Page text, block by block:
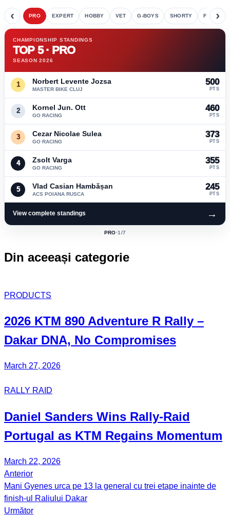
‹ PRO EXPERT HOBBY VET G-BOYS SHORTY FETE›
CHAMPIONSHIP STANDINGS
TOP 5 · PRO
SEASON 2026
1 Norbert Levente Jozsa
MASTER BIKE CLUJ
500
PTS
2 Kornel Jun. Ott
GO RACING
460
PTS
3 Cezar Nicolae Sulea
GO RACING
373
PTS
4 Zsolt Varga
GO RACING
355
PTS
5 Vlad Casian Hambășan
ACS POIANA RUSCA
245
PTS
View complete standings →
ACTIVE
PRO·1 /7
Din aceeași categorie
PRODUCTS
2026 KTM 890 Adventure R Rally –
Dakar DNA, No Compromises
March 27, 2026
RALLY RAID
Daniel Sanders Wins Rally-Raid
Portugal as KTM Regains Momentum
March 22, 2026
Post
navigation
Anterior
Mani Gyenes urca pe 13 la general cu trei etape inainte de
finish-ul Raliului Dakar
Următor